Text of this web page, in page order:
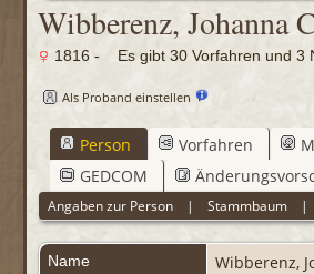
Wibberenz, Johanna
1816 - Es gibt 30 Vorfahren und 3
Als Proband einstellen
Person Vorfahren
GEDCOM
Angaben zur Person |Stammbaum |
Name Wibberenz,